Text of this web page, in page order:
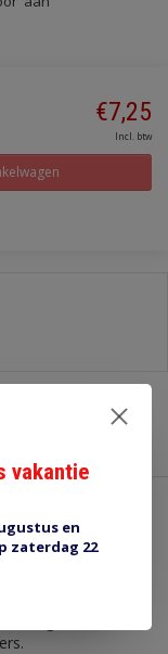
€7,25
Incl. btw
Klemmontage in
anti-draai.
grote versie.
vakantie
en
zaterdag 22